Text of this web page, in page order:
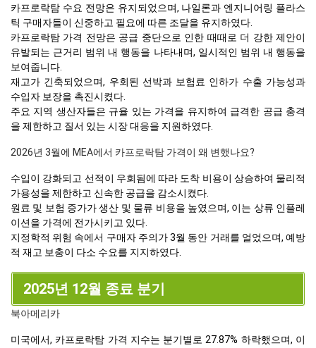
카프로락탐 수요 전망은 유지되었으며, 나일론과 엔지니어링 플라스
틱 구매자들이 신중하고 필요에 따른 조달을 유지하였다.
카프로락탐 가격 전망은 공급 중단으로 인한 때때로 더 강한 제안이
유발되는 근거리 범위 내 행동을 나타내며, 일시적인 범위 내 행동을
보여줍니다.
재고가 긴축되었으며, 우회된 선박과 보험료 인하가 수출 가능성과
수입자 보장을 촉진시켰다.
주요 지역 생산자들은 규율 있는 가격을 유지하여 급격한 공급 충격
을 제한하고 질서 있는 시장 대응을 지원하였다.
2026년 3월에 MEA에서 카프로락탐 가격이 왜 변했나요?
수입이 강화되고 선적이 우회됨에 따라 도착 비용이 상승하여 물리적
가용성을 제한하고 신속한 공급을 감소시켰다.
원료 및 보험 증가가 생산 및 물류 비용을 높였으며, 이는 상류 인플레
이션을 가격에 전가시키고 있다.
지정학적 위험 속에서 구매자 주의가 3월 동안 거래를 얼었으며, 예방
적 재고 보충이 다소 수요를 지지하였다.
2025년 12월 종료 분기
북아메리카
미국에서, 카프로락탐 가격 지수는 분기별로 27.87% 하락했으며, 이